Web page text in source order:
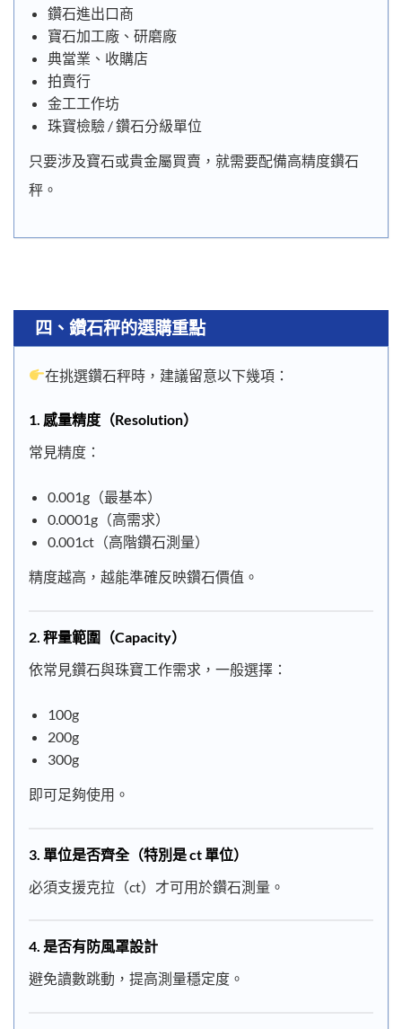
鑽石進出口商
寶石加工廠、研磨廠
典當業、收購店
拍賣行
金工工作坊
珠寶檢驗 / 鑽石分級單位
只要涉及寶石或貴金屬買賣，就需要配備高精度鑽石
秤。
四、鑽石秤的選購重點
在挑選鑽石秤時，建議留意以下幾項：
1. 感量精度（Resolution）
常見精度：
0.001g（最基本）
0.0001g（高需求）
0.001ct（高階鑽石測量）
精度越高，越能準確反映鑽石價值。
2. 秤量範圍（Capacity）
依常見鑽石與珠寶工作需求，一般選擇：
100g
200g
300g
即可足夠使用。
3. 單位是否齊全（特別是 ct 單位）
必須支援克拉（ct）才可用於鑽石測量。
4. 是否有防風罩設計
避免讀數跳動，提高測量穩定度。